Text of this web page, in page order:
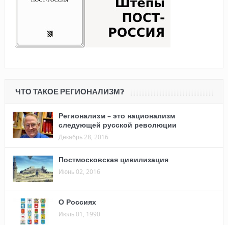
ЧТО ТАКОЕ РЕГИОНАЛИЗМ?
Регионализм – это национализм
следующей русской революции
Декабрь 28, 2016
Постмосковская цивилизация
Июнь 02, 2016
О Россиях
Июль 01, 1990